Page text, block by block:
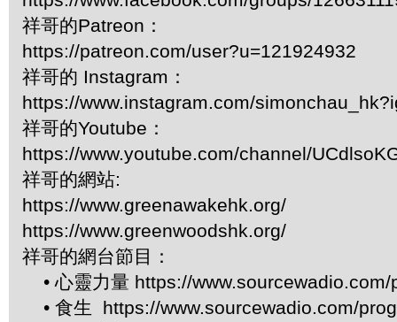
祥哥的Patreon：
https://patreon.com/user?u=121924932
祥哥的 Instagram：
https://www.instagram.com/
祥哥的Youtube：
https://www.youtube.com/channel/
祥哥的網站:
https://www.greenawakehk.org/
https://www.greenwoodshk.org/
祥哥的網台節目：
• 心靈力量 https://
• 食生 https://www.sourcewadio.com/